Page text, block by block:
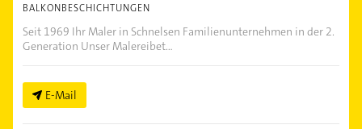
BALKONBESCHICHTUNGEN
Seit 1969 Ihr Maler in Schnelsen Familienunternehmen in der 2.
Generation Unser Malereibet...
E-Mail